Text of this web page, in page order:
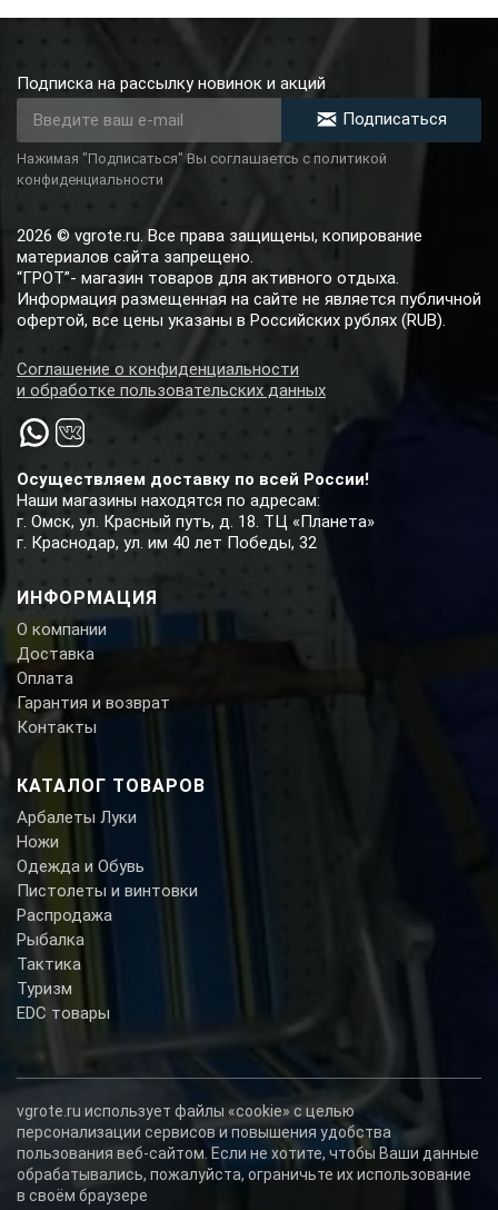
Осуществляем доставку по всей России!
Наши магазины находятся по адресам:
г. Омск, ул. Красный путь, д. 18. ТЦ «Планета»
г. Краснодар, ул. им 40 лет Победы, 32
ИНФОРМАЦИЯ
О компании
Доставка
Оплата
Гарантия и возврат
Контакты
КАТАЛОГ ТОВАРОВ
Арбалеты Луки
Ножи
Одежда и Обувь
Пистолеты и винтовки
Распродажа
Рыбалка
Тактика
Туризм
EDC товары
Подписка на рассылку новинок и акций
Подписаться
Нажимая "Подписаться" Вы соглашаетсь с политикой
конфиденциальности
2026 © vgrote.ru. Все права защищены, копирование
материалов сайта запрещено.
“ГРОТ”- магазин товаров для активного отдыха.
Информация размещенная на сайте не является публичной
офертой, все цены указаны в Российских рублях (RUB).
Соглашение о конфиденциальности
и обработке пользовательских данных
vgrote.ru использует файлы «cookie» с целью
персонализации сервисов и повышения удобства
пользования веб-сайтом. Если не хотите, чтобы Ваши данные
обрабатывались, пожалуйста, ограничьте их использование
в своём браузере